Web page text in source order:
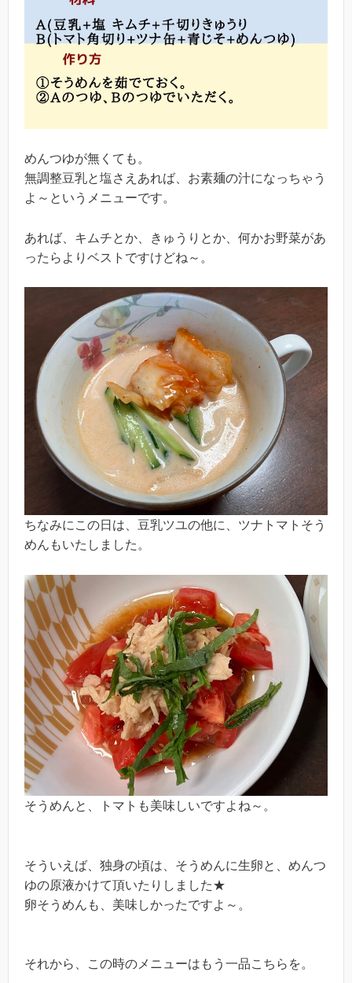
めんつゆが無くても。
無調整豆乳と塩さえあれば、お素麺の汁になっちゃう
よ～というメニューです。
あれば、キムチとか、きゅうりとか、何かお野菜があ
ったらよりベストですけどね～。
ちなみにこの日は、豆乳ツユの他に、ツナトマトそう
めんもいたしました。
そうめんと、トマトも美味しいですよね～。
そういえば、独身の頃は、そうめんに生卵と、めんつ
ゆの原液かけて頂いたりしました★
卵そうめんも、美味しかったですよ～。
それから、この時のメニューはもう一品こちらを。